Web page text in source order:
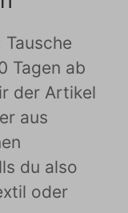
Tagen ab
der Artikel
aus
du also
oder